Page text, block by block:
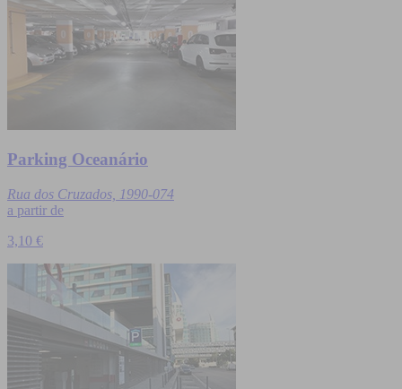
Parking Oceanário
Rua dos Cruzados, 1990-074
a partir de
3,10 €